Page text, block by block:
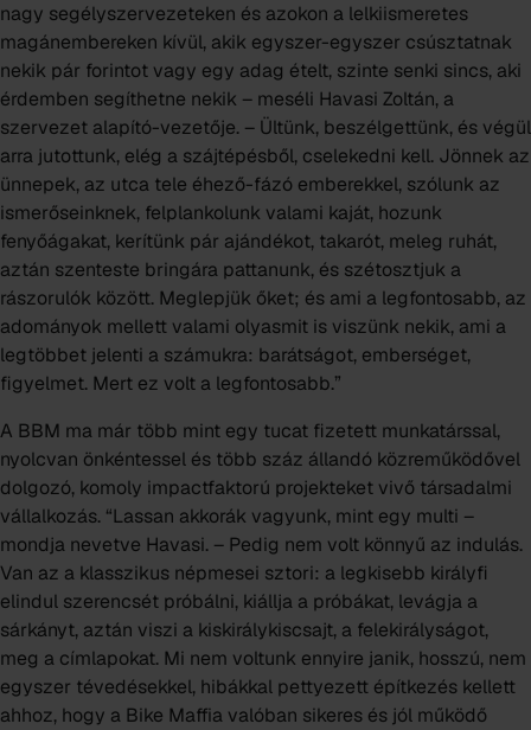
nagy segélyszervezeteken és azokon a lelkiismeretes
magánembereken kívül, akik egyszer-egyszer csúsztatnak
nekik pár forintot vagy egy adag ételt, szinte senki sincs, aki
érdemben segíthetne nekik – meséli Havasi Zoltán, a
szervezet alapító-vezetője. – Ültünk, beszélgettünk, és végül
arra jutottunk, elég a szájtépésből, cselekedni kell. Jönnek az
ünnepek, az utca tele éhező-fázó emberekkel, szólunk az
ismerőseinknek, felplankolunk valami kaját, hozunk
fenyőágakat, kerítünk pár ajándékot, takarót, meleg ruhát,
aztán szenteste bringára pattanunk, és szétosztjuk a
rászorulók között. Meglepjük őket; és ami a legfontosabb, az
adományok mellett valami olyasmit is viszünk nekik, ami a
legtöbbet jelenti a számukra: barátságot, emberséget,
figyelmet. Mert ez volt a legfontosabb.”
A BBM ma már több mint egy tucat fizetett munkatárssal,
nyolcvan önkéntessel és több száz állandó közreműködővel
dolgozó, komoly impactfaktorú projekteket vivő társadalmi
vállalkozás. “Lassan akkorák vagyunk, mint egy multi –
mondja nevetve Havasi. – Pedig nem volt könnyű az indulás.
Van az a klasszikus népmesei sztori: a legkisebb királyfi
elindul szerencsét próbálni, kiállja a próbákat, levágja a
sárkányt, aztán viszi a kiskirálykiscsajt, a felekirályságot,
meg a címlapokat. Mi nem voltunk ennyire janik, hosszú, nem
egyszer tévedésekkel, hibákkal pettyezett építkezés kellett
ahhoz, hogy a Bike Maffia valóban sikeres és jól működő